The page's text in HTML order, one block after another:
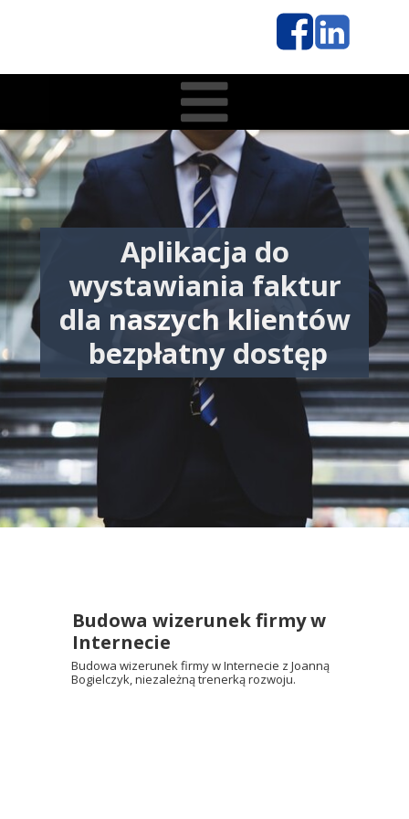
Budowa wizerunek firmy w Internecie z Joanną
Bogielczyk, niezależną trenerką rozwoju.
Budowa wizerunek firmy w
Internecie
Aplikacja do
wystawiania faktur
dla naszych klientów
bezpłatny dostęp